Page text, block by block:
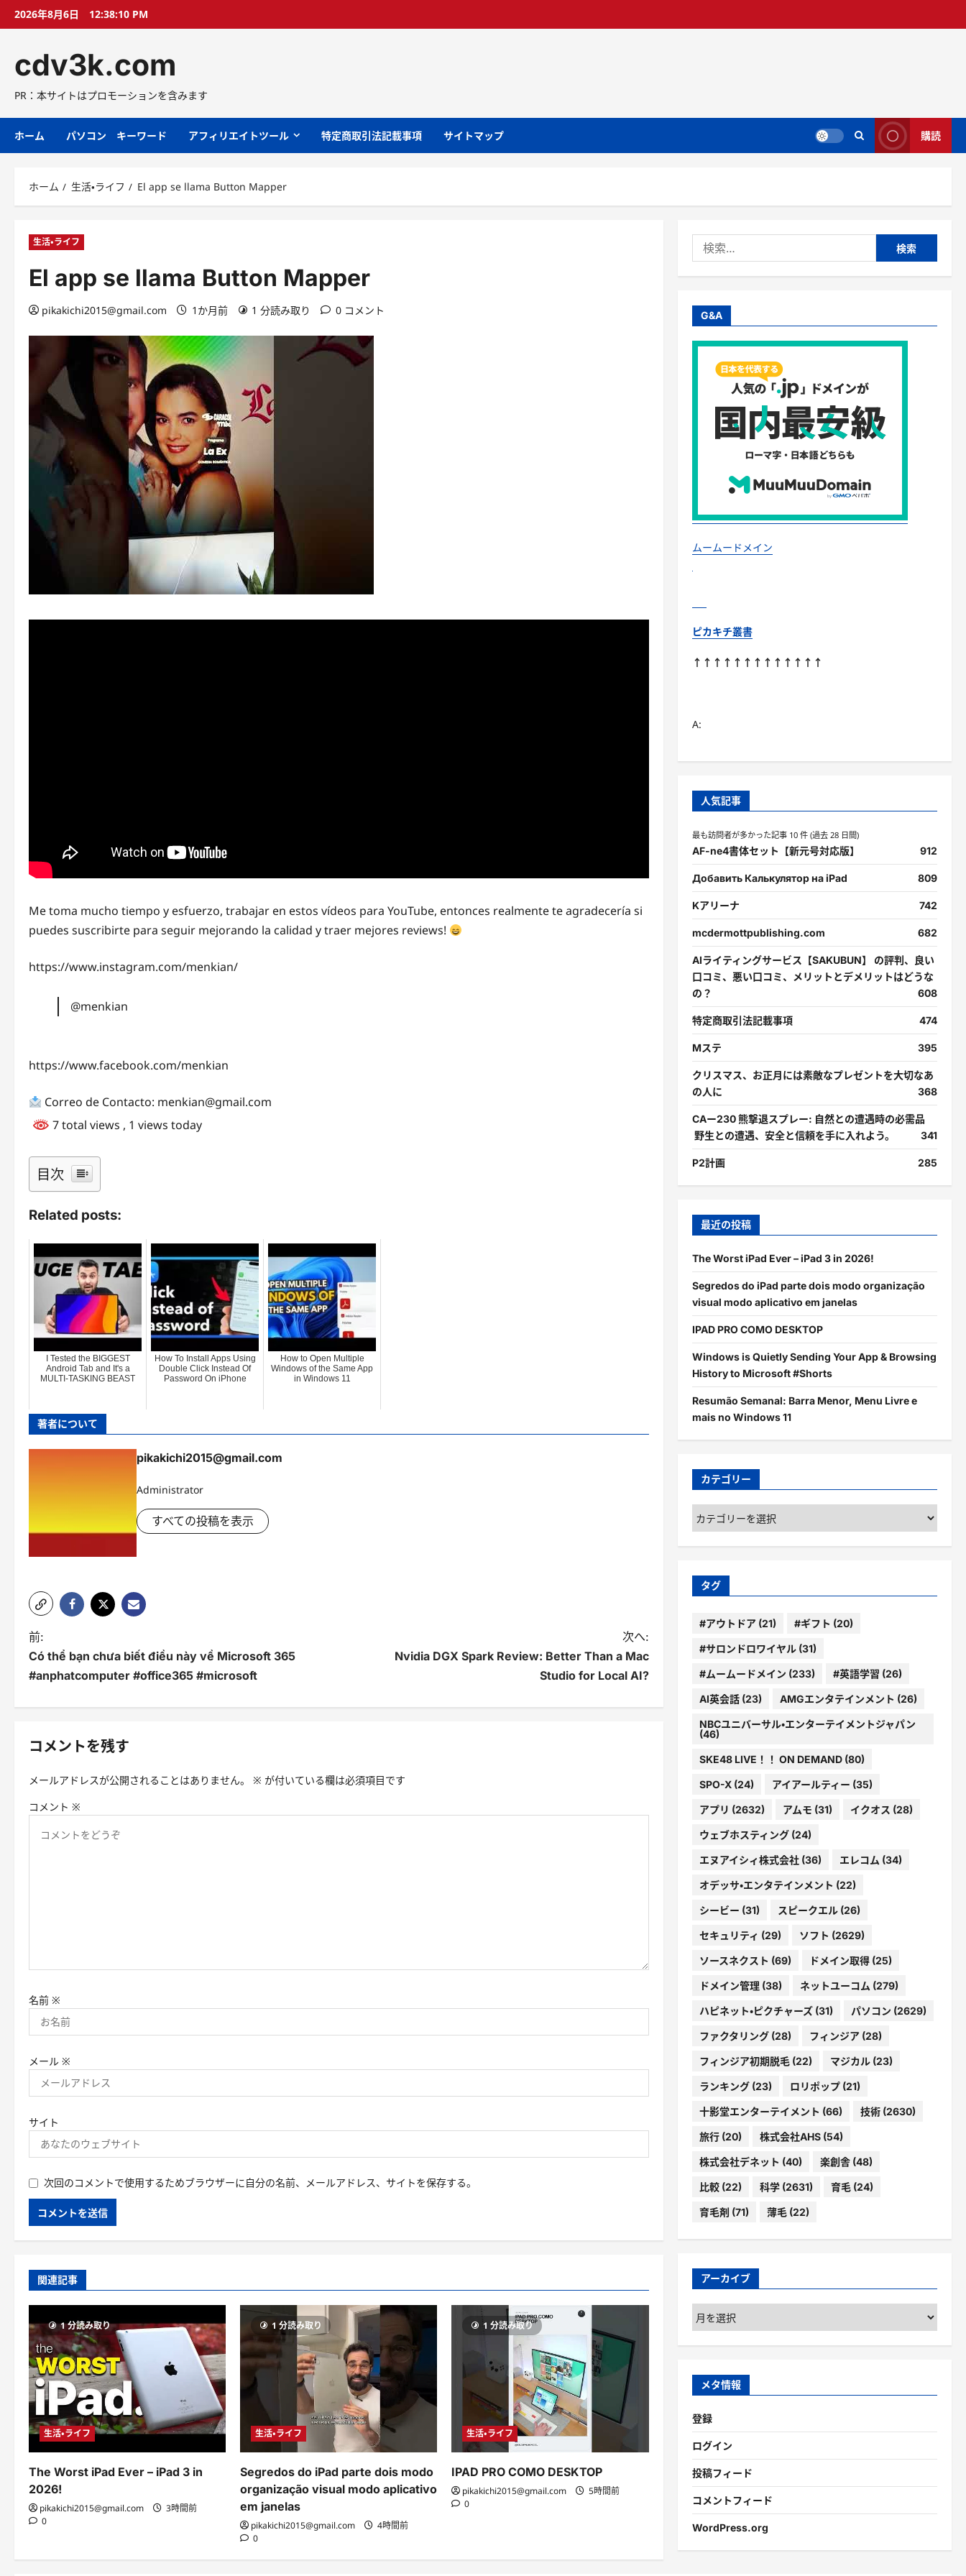
プ
2026年8月6日 12:38:11 PM
cdv3k.com
PR：本サイトはプロモーションを含みます
ホーム パソコン キーワード アフィリエイトツール 特定商取引法記載事項 サイトマップ 購読
ホーム 生活・ライフ El app se llama Button Mapper
生活・ライフ
El app se llama Button Mapper
pikakichi2015@gmail.com 1か月前 1 分読み取り 0 コメント
Me toma mucho tiempo y esfuerzo, trabajar en estos vídeos para YouTube, entonces realmente te agradecería si
puedes suscribirte para seguir mejorando la calidad y traer mejores reviews!
https://www.instagram.com/menkian/
@menkian
https://www.facebook.com/menkian
Correo de Contacto: menkian@gmail.com
7 total views , 1 views today
目次
Related posts:
I Tested the BIGGEST
Android Tab and It's a
MULTI-TASKING BEAST
How To Install Apps Using
Double Click Instead Of
Password On iPhone
How to Open Multiple
Windows of the Same App
in Windows 11
著者について
pikakichi2015@gmail.com
Administrator
すべての投稿を表示
投
稿
ゲ
ョ
前:
Có thể bạn chưa biết điều này về Microsoft 365
#anphatcomputer #office365 #microsoft
次へ:
Nvidia DGX Spark Review: Better Than a Mac
Studio for Local AI?
コメントを残す
メールアドレスが公開されることはありません。 ※ が付いている欄は必須項目です
コメント ※
名前 ※
メール ※
サイト
次回のコメントで使用するためブラウザーに自分の名前、メールアドレス、サイトを保存する。
関連記事
1 分読み取り
生活・ライフ
The Worst iPad Ever – iPad 3 in
2026!
pikakichi2015@gmail.com
3時間前
0
1 分読み取り
生活・ライフ
Segredos do iPad parte dois modo
organização visual modo aplicativo
em janelas
pikakichi2015@gmail.com
4時間前
0
1 分読み取り
生活・ライフ
IPAD PRO COMO DESKTOP
pikakichi2015@gmail.com
5時間前
0
索:
G&A
ムームードメイン
ピカキチ叢書
↑↑↑↑↑↑↑↑↑↑↑↑↑
A:
人気記事
最も訪問者が多かった記事 10 件 (過去 28 日間)
AF-ne4書体セット【新元号対応版】 912
Добавить Калькулятор на iPad 809
Kアリーナ 742
mcdermottpublishing.com 682
AIライティングサービス【SAKUBUN】 の評判、良い
口コミ、悪い口コミ、メリットとデメリットはどうな
の？
608
特定商取引法記載事項 474
Mステ 395
クリスマス、お正月には素敵なプレゼントを大切なあ
の人に
368
CAー230 熊撃退スプレー: 自然との遭遇時の必需品
野生との遭遇、安全と信頼を手に入れよう。
341
P2計画 285
最近の投稿
The Worst iPad Ever – iPad 3 in 2026!
Segredos do iPad parte dois modo organização
visual modo aplicativo em janelas
IPAD PRO COMO DESKTOP
Windows is Quietly Sending Your App & Browsing
History to Microsoft #Shorts
Resumão Semanal: Barra Menor, Menu Livre e
mais no Windows 11
カテゴリー
カ
テ
ゴ
ー
タグ
#アウトドア(21) #ギフト (20)
#サロンドロワイヤル(31)
#ムームードメイン (233) #英語学習 (26)
AI英会話(23) AMGエンタテインメント (26)
NBCユニバーサル・エンターテイメントジャパン
(46)
SKE48 LIVE！！ ON DEMAND(80)
SPO-X(24) アイアールティー (35)
アプリ (2632) アムモ (31) イクオス (28)
ウェブホスティング(24)
エヌアイシィ株式会社(36) エレコム (34)
オデッサ・エンタテインメント (22)
シービー (31) スピークエル(26)
セキュリティ (29) ソフト (2629)
ソースネクスト (69) ドメイン取得(25)
ドメイン管理(38) ネットユーコム (279)
ハピネット・ピクチャーズ(31) パソコン (2629)
ファクタリング(28) フィンジア(28)
フィンジア初期脱毛(22) マジカル(23)
ランキング(23) ロリポップ(21)
十影堂エンターテイメント (66) 技術(2630)
旅行(20) 株式会社AHS(54)
株式会社デネット (40) 楽創舎(48)
比較(22) 科学(2631) 育毛(24)
育毛剤 (71) 薄毛(22)
アーカイブ
ア
ー
カ
ブ
メタ情報
登録
ログイン
投稿フィード
コメントフィード
WordPress.org